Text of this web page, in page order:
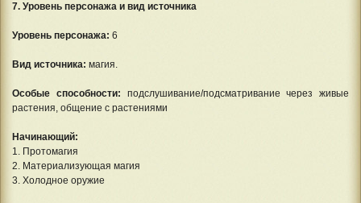
7. Уровень персонажа и вид источника
Уровень персонажа: 6
Вид источника: магия.
Особые способности: подслушивание/подсматривание через живые
растения, общение с растениями
Начинающий:
1. Протомагия
2. Материализующая магия
3. Холодное оружие